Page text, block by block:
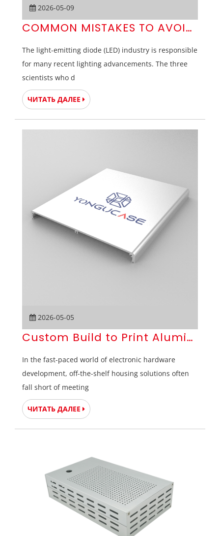
2026-05-09
COMMON MISTAKES TO AVOID
The light-emitting diode (LED) industry is responsible
for many recent lighting advancements. The three
scientists who d
ЧИТАТЬ ДАЛЕЕ
2026-05-05
Custom Build to Print Aluminum
In the fast-paced world of electronic hardware
development, off-the-shelf housing solutions often
fall short of meeting
ЧИТАТЬ ДАЛЕЕ